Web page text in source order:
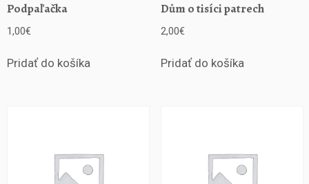
Podpaľačka
1,00€
Pridať do košíka
Dům o tisíci patrech
2,00€
Pridať do košíka